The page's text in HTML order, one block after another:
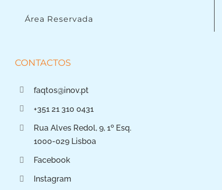
Área Reservada
CONTACTOS
faqtos@inov.pt
+351 21 310 0431
Rua Alves Redol, 9, 1º Esq.
1000-029 Lisboa
Facebook
Instagram